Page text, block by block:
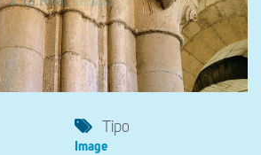
Tipo
Image